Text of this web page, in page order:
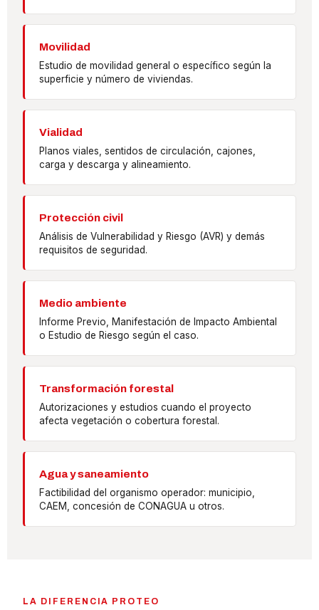
Movilidad
Estudio de movilidad general o específico según la
superficie y número de viviendas.
Vialidad
Planos viales, sentidos de circulación, cajones,
carga y descarga y alineamiento.
Protección civil
Análisis de Vulnerabilidad y Riesgo (AVR) y demás
requisitos de seguridad.
Medio ambiente
Informe Previo, Manifestación de Impacto Ambiental
o Estudio de Riesgo según el caso.
Transformación forestal
Autorizaciones y estudios cuando el proyecto
afecta vegetación o cobertura forestal.
Agua y saneamiento
Factibilidad del organismo operador: municipio,
CAEM, concesión de CONAGUA u otros.
LA DIFERENCIA PROTEO